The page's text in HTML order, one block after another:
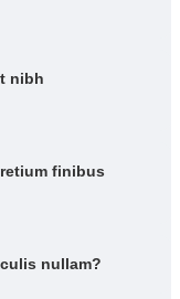
nibh
finibus
nullam?